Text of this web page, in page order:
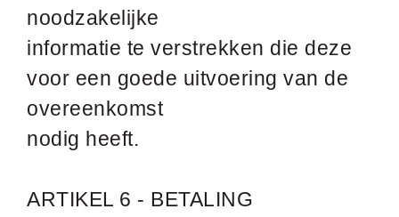
noodzakelijke
informatie te verstrekken die deze
voor een goede uitvoering van de
overeenkomst
nodig heeft.
ARTIKEL 6 - BETALING